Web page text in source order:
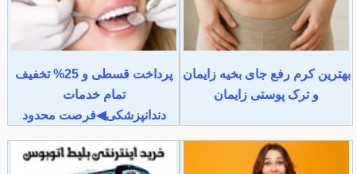
بهترین کرم رفع جای بخیه زایمان
و ترک پوستی زایمان
پرداخت قسطی و 25% تخفیف
تمام خدمات
دندانپزشکی◀فرصت محدود